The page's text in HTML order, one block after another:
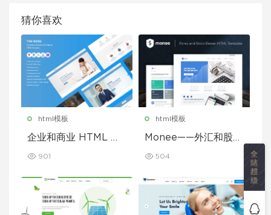
猜你喜欢
html模板
企业和商业 HTML 模
901
html模板
Monee——外汇和股票
504